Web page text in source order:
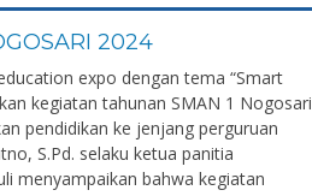
2024
expo dengan tema “Smart
kegiatan tahunan SMAN 1 Nogosari
pendidikan ke jenjang perguruan
S.Pd. selaku ketua panitia
menyampaikan bahwa kegiatan